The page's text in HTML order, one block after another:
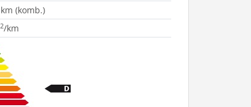
(komb.)
2/km